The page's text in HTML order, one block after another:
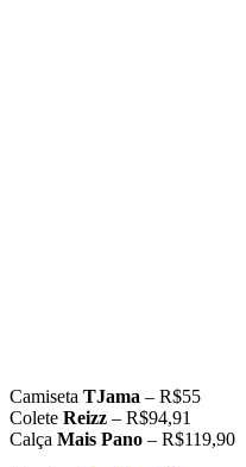
Camiseta TJama – R$55
Colete Reizz – R$94,91
Calça Mais Pano – R$119,90